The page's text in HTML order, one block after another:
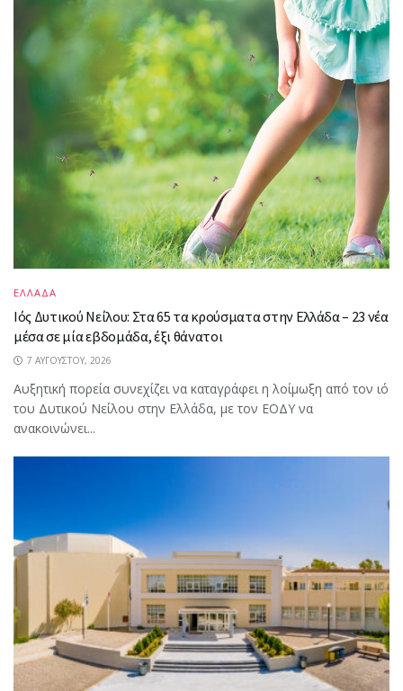
ΕΛΛΑΔΑ
Ιός Δυτικού Νείλου: Στα 65 τα κρούσματα στην Ελλάδα – 23 νέα
μέσα σε μία εβδομάδα, έξι θάνατοι
7 ΑΥΓΟΎΣΤΟΥ, 2026
Αυξητική πορεία συνεχίζει να καταγράφει η λοίμωξη από τον ιό
του Δυτικού Νείλου στην Ελλάδα, με τον ΕΟΔΥ να
ανακοινώνει...